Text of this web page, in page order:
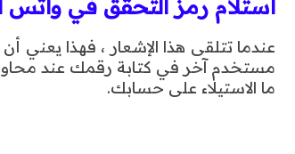
عندما تتلقى هذا الإشعار ، فهذا
مستخدم آخر في كتابة رقمك عند
ما الاستيلاء على حسابك.